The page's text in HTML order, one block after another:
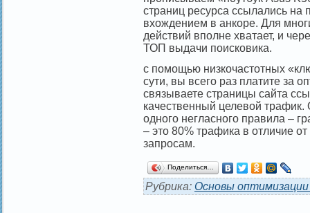
страниц ресурса ссылались на
вхождением в анкоре. Для
действий вполне хватает, и
ТОП выдачи поисковика.
с помощью низкочастотных
сути, вы всего раз платите за
связываете страницы сайта
качественный целевой
одного негласного правила –
– это 80% трафика в отличие
запросам.
Поделиться…
Рубрика: Основы